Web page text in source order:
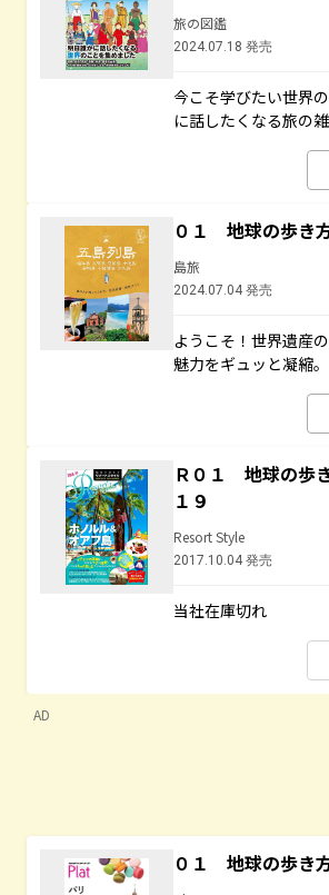
旅の図鑑
2024.07.18 発売
今こそ学びたい世界
に話したくなる旅の雑
０１ 地球の歩
島旅
2024.07.04 発売
ようこそ！世界遺産
魅力をギュッと凝縮
Ｒ０１ 地球の歩
１９
Resort Style
2017.10.04 発売
当社在庫切れ
AD
０１ 地球の歩